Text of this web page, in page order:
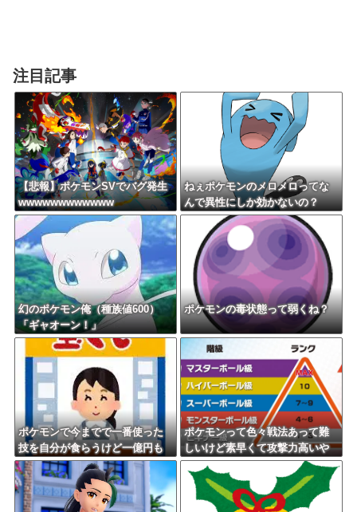
注目記事
【悲報】ポケモンSVでバグ発生
wwwwwwwwwwww
ねぇポケモンのメロメロってな
んで異性にしか効かないの？
幻のポケモン俺（種族値600）
「ギャオーン！」
ポケモンの毒状態って弱くね？
ポケモンで今までで一番使った
技を自分が食らうけど一億円も
らえるボタン
ポケモンって色々戦法あって難
しいけど素早くて攻撃力高いや
つだけでパーティ組んだら適当
にやっても勝てるんじゃね？